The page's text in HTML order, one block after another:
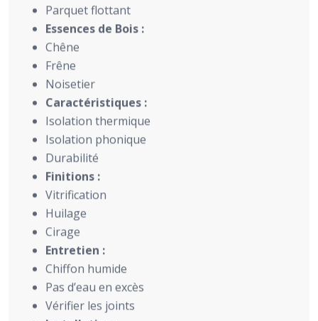
Parquet flottant
Essences de Bois :
Chêne
Frêne
Noisetier
Caractéristiques :
Isolation thermique
Isolation phonique
Durabilité
Finitions :
Vitrification
Huilage
Cirage
Entretien :
Chiffon humide
Pas d’eau en excès
Vérifier les joints